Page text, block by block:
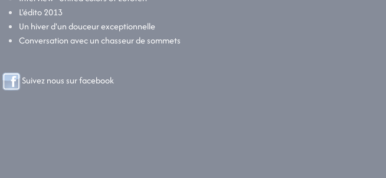
L'édito 2013
Un hiver d'un douceur exceptionnelle
Conversation avec un chasseur de sommets
Suivez nous sur facebook